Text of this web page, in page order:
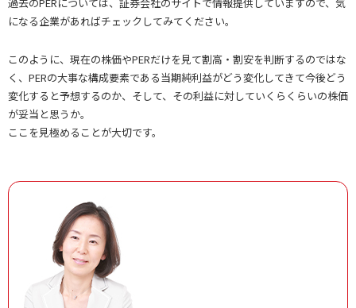
過去のPERについては、証券会社のサイトで情報提供していますので、気
になる企業があればチェックしてみてください。
このように、現在の株価やPERだけを見て割高・割安を判断するのではな
く、PERの大事な構成要素である当期純利益がどう変化してきて今後どう
変化すると予想するのか、そして、その利益に対していくらくらいの株価
が妥当と思うか。
ここを見極めることが大切です。